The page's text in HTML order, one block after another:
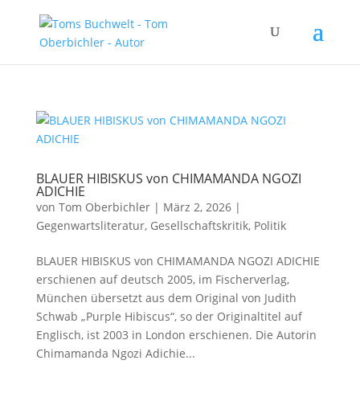
BLAUER HIBISKUS von CHIMAMANDA NGOZI
ADICHIE
von Tom Oberbichler| März 2, 2026|
Gegenwartsliteratur, Gesellschaftskritik, Politik
BLAUER HIBISKUS von CHIMAMANDA NGOZI ADICHIE
erschienen auf deutsch 2005, im Fischerverlag,
München übersetzt aus dem Original von Judith
Schwab „Purple Hibiscus“, so der Originaltitel auf
Englisch, ist 2003 in London erschienen. Die Autorin
Chimamanda Ngozi Adichie...